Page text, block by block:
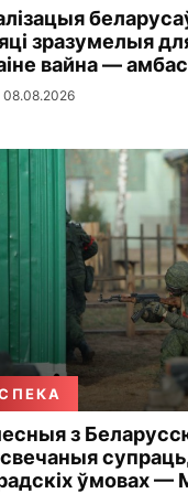
зразумелыя
вайна —
08.08.2026
з
ўмовах —